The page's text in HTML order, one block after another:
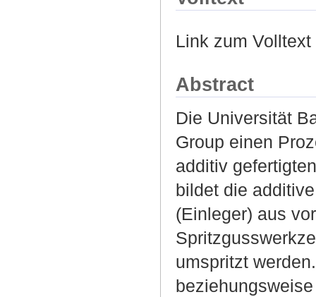
Link zum
Abstract
Die Universität
Group einen
additiv
bildet die
(Einleger) aus
umspritzt